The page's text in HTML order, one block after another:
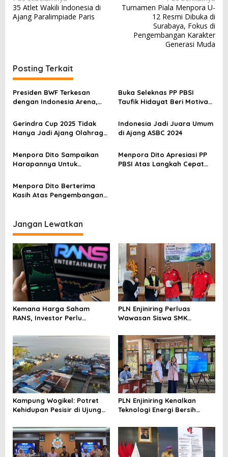
a
a
s
i
o
35 Atlet Wakili Indonesia di
Ajang Paralimpiade Paris
Turnamen Piala Menpora U-
12 Resmi Dibuka di
Surabaya, Fokus di
Pengembangan Karakter
Generasi Muda
Posting Terkait
Presiden BWF Terkesan
dengan Indonesia Arena,
Tuan Rumah Sudirman Cup
2027 dan Thomas-Uber 2028
Buka Seleknas PP PBSI
Taufik Hidayat Beri Motivasi
Gerindra Cup 2025 Tidak
Hanya Jadi Ajang Olahraga
Silaturahmi
Indonesia Jadi Juara Umum
di Ajang ASBC 2024
Menpora Dito Sampaikan
Harapannya Untuk
Menpora Dito Apresiasi PP
PBSI Atas Langkah Cepat
Menpora Dito Berterima
Kasih Atas Pengembangan
Jangan Lewatkan
Kemana Harga Saham
RANS, Investor Perlu
Menghindari Spekulasi
Berlebihan
PLN Enjiniring Perluas
Wawasan Siswa SMK
Perubahan Iklim
Kampung Wogikel: Potret
Kehidupan Pesisir di Ujung
Bertahan di Tengah
Keterbatasan
PLN Enjiniring Kenalkan
Teknologi Energi Bersih